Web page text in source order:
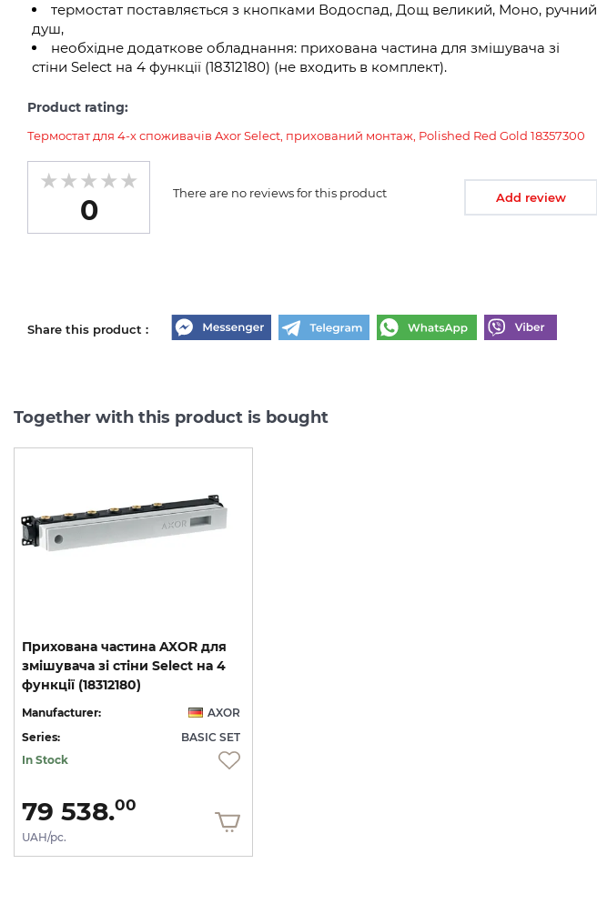
термостат поставляється з кнопками Водоспад, Дощ великий, Моно, ручний
душ,
необхідне додаткове обладнання: прихована частина для змішувача зі
стіни Select на 4 функції (18312180) (не входить в комплект).
Product rating:
Термостат для 4-х споживачів Axor Select, прихований монтаж, Polished Red Gold 18357300
0
There are no reviews for this product Add review
Share this product :
Together with this product is bought
Прихована частина AXOR для
змішувача зі стіни Select на 4
функції (18312180)
Manufacturer:
AXOR
Series:
BASIC SET
In Stock
79 538.00
UAH/pc.